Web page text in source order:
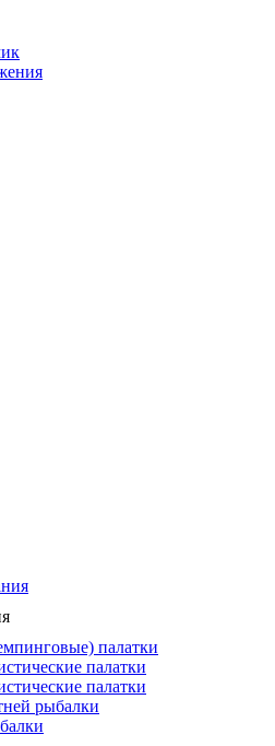
палатки
палатки
палатки
рыбалки